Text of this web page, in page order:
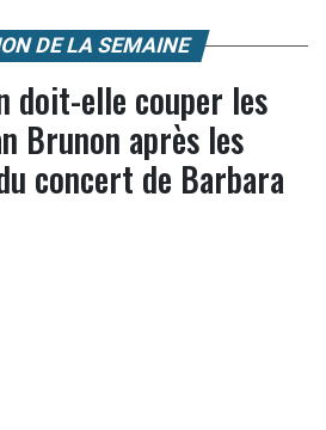
DE LA SEMAINE
doit-elle couper les
Brunon après les
concert de Barbara